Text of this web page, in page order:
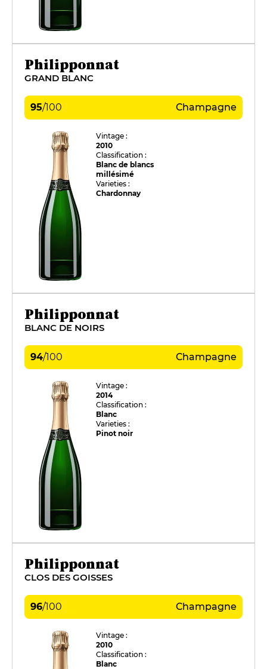
Philipponnat
GRAND BLANC
95/100 Champagne
Vintage :
2010
Classification :
Blanc de blancs
millésimé
Varieties :
Chardonnay
Philipponnat
BLANC DE NOIRS
94/100 Champagne
Vintage :
2014
Classification :
Blanc
Varieties :
Pinot noir
Philipponnat
CLOS DES GOISSES
96/100 Champagne
Vintage :
2010
Classification :
Blanc